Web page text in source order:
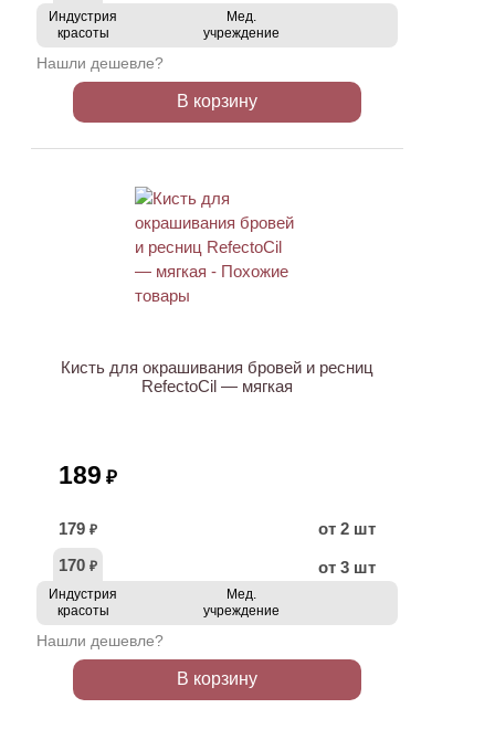
Индустрия
красоты
Мед.
учреждение
Нашли дешевле?
В корзину
Кисть для окрашивания бровей и ресниц
RefectoCil — мягкая
189 ₽
179 ₽
от 2 шт
170 ₽ от 3 шт
Индустрия
красоты
Мед.
учреждение
Нашли дешевле?
В корзину